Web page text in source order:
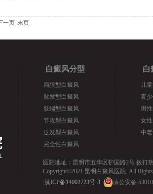
一页 末页
白癜风分型
局限型白癜风
散发型白癜风
肢端型白癜风
节段型白癜风
泛发型白癜风
完全性白癜风
白
儿
青
男
女
中
医院地址：昆明市五华区护国路2号 拨打
Copyright©2021 昆明白癜风医院. All Rights
滇ICP备14002723号-3
滇公安备